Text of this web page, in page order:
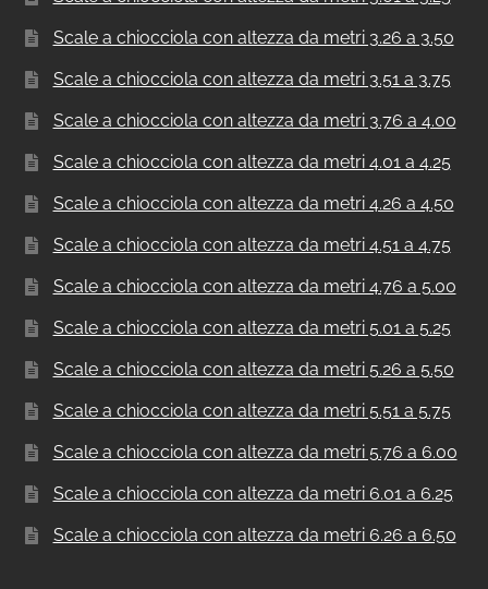
Scale a chiocciola con altezza da metri 3.26 a 3.50
Scale a chiocciola con altezza da metri 3.51 a 3.75
Scale a chiocciola con altezza da metri 3.76 a 4.00
Scale a chiocciola con altezza da metri 4.01 a 4.25
Scale a chiocciola con altezza da metri 4.26 a 4.50
Scale a chiocciola con altezza da metri 4.51 a 4.75
Scale a chiocciola con altezza da metri 4.76 a 5.00
Scale a chiocciola con altezza da metri 5.01 a 5.25
Scale a chiocciola con altezza da metri 5.26 a 5.50
Scale a chiocciola con altezza da metri 5.51 a 5.75
Scale a chiocciola con altezza da metri 5.76 a 6.00
Scale a chiocciola con altezza da metri 6.01 a 6.25
Scale a chiocciola con altezza da metri 6.26 a 6.50